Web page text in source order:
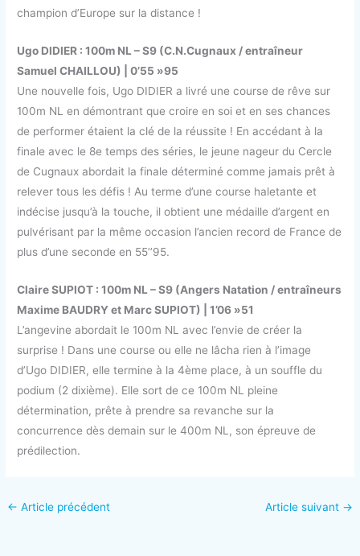
champion d’Europe sur la distance !
Ugo DIDIER : 100m NL – S9 (C.N.Cugnaux / entraîneur
Samuel CHAILLOU) | 0’55 »95
Une nouvelle fois, Ugo DIDIER a livré une course de rêve sur
100m NL en démontrant que croire en soi et en ses chances
de performer étaient la clé de la réussite ! En accédant à la
finale avec le 8e temps des séries, le jeune nageur du Cercle
de Cugnaux abordait la finale déterminé comme jamais prêt à
relever tous les défis ! Au terme d’une course haletante et
indécise jusqu’à la touche, il obtient une médaille d’argent en
pulvérisant par la même occasion l’ancien record de France de
plus d’une seconde en 55’’95.
Claire SUPIOT : 100m NL – S9 (Angers Natation / entraîneurs
Maxime BAUDRY et Marc SUPIOT) | 1’06 »51
L’angevine abordait le 100m NL avec l’envie de créer la
surprise ! Dans une course ou elle ne lâcha rien à l’image
d’Ugo DIDIER, elle termine à la 4ème place, à un souffle du
podium (2 dixième). Elle sort de ce 100m NL pleine
détermination, prête à prendre sa revanche sur la
concurrence dès demain sur le 400m NL, son épreuve de
prédilection.
← Article précédent Article suivant →